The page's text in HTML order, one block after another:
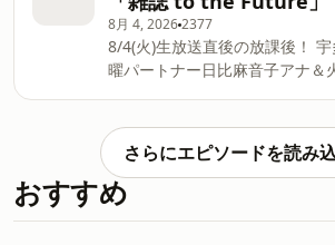
ど次々に災難に、、 後半は、映画『ラス
ト・サバイバー』コラボ試写会告
催日時は、2026年8月21日(金) 応募フォ
ームは、番組公式サイトの試写
ージや、Xにて。 応募期間は、8月5日か
ら、8月10日 (月)いっぱいまで
more about your ad choices.
podcastchoices.com/adchoices
8月 4, 20262377
8/4(火)生放送直後の放課後！ 宇多丸＆火
曜パートナー日比麻音子アナ＆
スナーのみなさんから差し入れ
いたビールとお菓子が美味しい！ ・
ター・ウォーズ/マンダロリアン
ド・グローグー」がグロかった・
さらにエピソードを読み
おすすめ